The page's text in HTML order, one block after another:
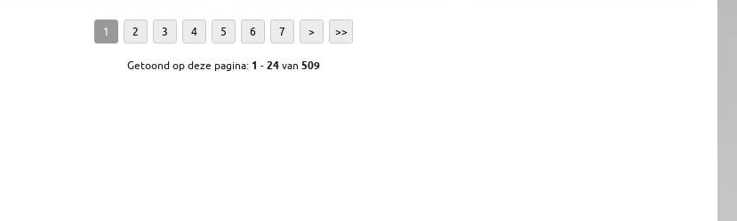
1 2 3 4 5 6 7 > >>
Getoond op deze pagina: 1 - 24 van 509